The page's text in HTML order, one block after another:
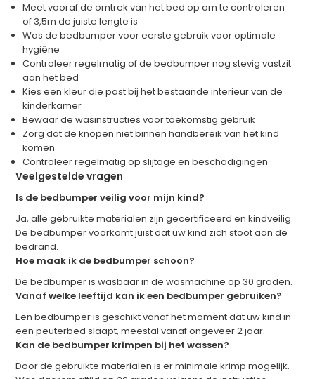
Meet vooraf de omtrek van het bed op om te controleren
of 3,5m de juiste lengte is
Was de bedbumper voor eerste gebruik voor optimale
hygiëne
Controleer regelmatig of de bedbumper nog stevig vastzit
aan het bed
Kies een kleur die past bij het bestaande interieur van de
kinderkamer
Bewaar de wasinstructies voor toekomstig gebruik
Zorg dat de knopen niet binnen handbereik van het kind
komen
Controleer regelmatig op slijtage en beschadigingen
Veelgestelde vragen
Is de bedbumper veilig voor mijn kind?
Ja, alle gebruikte materialen zijn gecertificeerd en kindveilig.
De bedbumper voorkomt juist dat uw kind zich stoot aan de
bedrand.
Hoe maak ik de bedbumper schoon?
De bedbumper is wasbaar in de wasmachine op 30 graden.
Vanaf welke leeftijd kan ik een bedbumper gebruiken?
Een bedbumper is geschikt vanaf het moment dat uw kind in
een peuterbed slaapt, meestal vanaf ongeveer 2 jaar.
Kan de bedbumper krimpen bij het wassen?
Door de gebruikte materialen is er minimale krimp mogelijk.